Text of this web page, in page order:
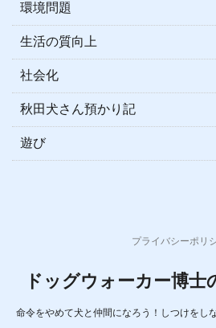
環境問題
生活の質向上
社会化
秋田犬さん預かり記
遊び
プライバシーポリ
ドッグウォーカー博士
命令をやめて犬と仲間になろう！しつけをし